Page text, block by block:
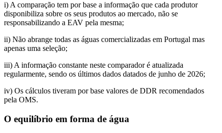
i) A comparação tem por base a informação que cada produtor
disponibiliza sobre os seus produtos ao mercado, não se
responsabilizando a EAV pela mesma;
ii) Não abrange todas as águas comercializadas em Portugal mas
apenas uma seleção;
iii) A informação constante neste comparador é atualizada
regularmente, sendo os últimos dados datados de junho de 2026;
iv) Os cálculos tiveram por base valores de DDR recomendados
pela OMS.
O equilíbrio em forma de água